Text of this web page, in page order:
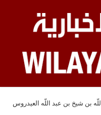
بن شيخ بن عبد اللّه العيدروس